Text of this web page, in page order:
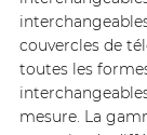
couvercles de
toutes les
mesure. La